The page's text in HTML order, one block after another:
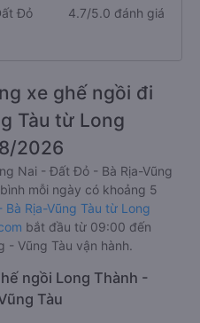
Đỏ 4.7/5.0 đánh giá
xe ghế ngồi đi
Tàu từ Long
2026
Nai - Đất Đỏ - Bà Rịa-Vũng
mỗi ngày có khoảng 5
Rịa-Vũng Tàu từ Long
bắt đầu từ 09:00 đến
- Vũng Tàu vận hành.
ngồi Long Thành -
Tàu